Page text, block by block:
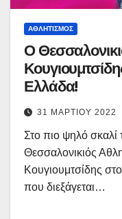
ΑΘΛΗΤΙΣΜΌΣ
Ο
Ελλάδα!
31 ΜΑΡΤΊΟΥ 2022
Στο πιο ψηλό
Θεσσαλονικιός
Κουγιουμτσίδης
που διεξάγεται…